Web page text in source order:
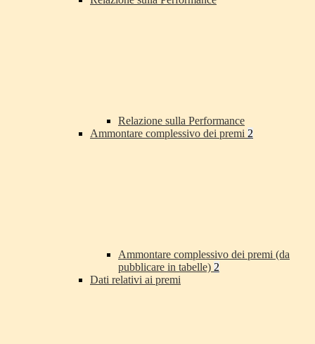
Relazione sulla Performance
Ammontare complessivo dei premi 2
Ammontare complessivo dei premi (da
pubblicare in tabelle) 2
Dati relativi ai premi